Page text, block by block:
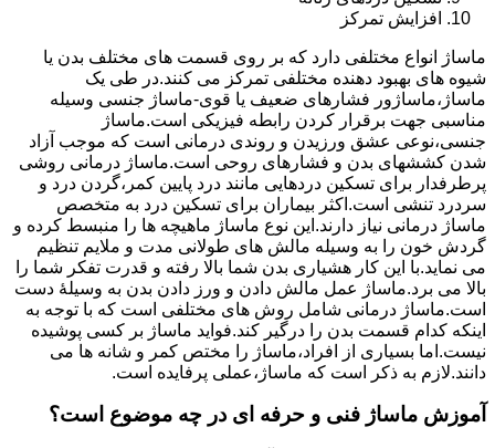
افزایش تمرکز
ماساژ انواع مختلفی دارد که بر روی قسمت های مختلف بدن یا
شیوه های بهبود دهنده مختلفی تمرکز می کنند.در طی یک
ماساژ،ماساژور فشارهای ضعیف یا قوی-ماساژ جنسی وسیله
مناسبی جهت برقرار کردن رابطه فیزیکی است.ماساژ
جنسی،نوعی عشق ورزیدن و روندی درمانی است که موجب آزاد
شدن کششهای بدن و فشارهای روحی است.ماساژ درمانی روشی
پرطرفدار برای تسکین دردهایی مانند درد پایین کمر،گردن درد و
سردرد تنشی است.اکثر بیماران برای تسکین درد به متخصص
ماساژ درمانی نیاز دارند.این نوع ماساژ ماهیچه ها را منبسط کرده و
گردش خون را به وسیله مالش های طولانی مدت و ملایم تنظیم
می نماید.با این کار هشیاری بدن شما بالا رفته و قدرت تفکر شما را
بالا می برد.ماساژ عمل مالش دادن و ورز دادن بدن به وسیلۀ دست
است.ماساژ درمانی شامل روش های مختلفی است که با توجه به
اینکه کدام قسمت بدن را درگیر کند.فواید ماساژ بر کسی پوشیده
نیست.اما بسیاری از افراد،ماساژ را مختص کمر و شانه ها می
دانند.لازم به ذکر است که ماساژ،عملی پرفایده است.
آموزش ماساژ فنی و حرفه ای در چه موضوع است؟